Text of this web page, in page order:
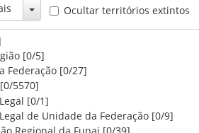
Toggle Dropdown
Ocultar territórios extintos
[0/5]
Federação [0/27]
[0/5570]
[0/1]
de Unidade da Federação [0/9]